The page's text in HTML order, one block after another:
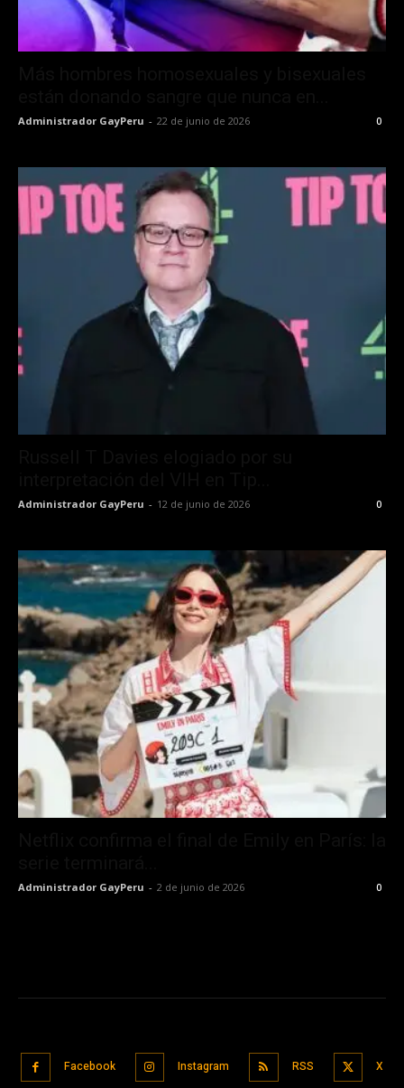
Administrador GayPeru - 22 de junio de 2026 0
Administrador GayPeru - 12 de junio de 2026 0
Administrador GayPeru - 2 de junio de 2026 0
Facebook Instagram RSS X